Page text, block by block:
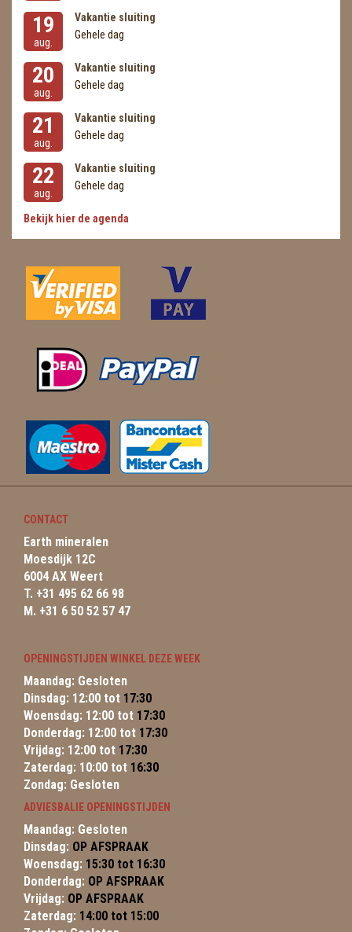
19
aug.
Vakantie sluiting
Gehele dag
20
aug.
Vakantie sluiting
Gehele dag
21
aug.
Vakantie sluiting
Gehele dag
22
aug.
Vakantie sluiting
Gehele dag
Bekijk hier de agenda
CONTACT
Earth mineralen
Moesdijk 12C
6004 AX Weert
T. +31 495 62 66 98
M. +31 6 50 52 57 47
OPENINGSTIJDEN WINKEL DEZE WEEK
Maandag: Gesloten
Dinsdag: 12:00 tot 17:30
Woensdag: 12:00 tot 17:30
Donderdag: 12:00 tot 17:30
Vrijdag: 12:00 tot 17:30
Zaterdag: 10:00 tot 16:30
Zondag: Gesloten
ADVIESBALIE OPENINGSTIJDEN
Maandag: Gesloten
Dinsdag: OP AFSPRAAK
Woensdag: 15:30 tot 16:30
Donderdag: OP AFSPRAAK
Vrijdag: OP AFSPRAAK
Zaterdag: 14:00 tot 15:00